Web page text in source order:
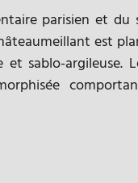
parisien et du
est
sablo-argileuse.